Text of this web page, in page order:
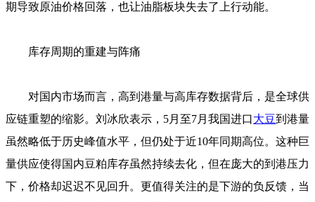
期导致原油价格回落，也让油脂板块失去了上行动能。
库存周期的重建与阵痛
对国内市场而言，高到港量与高库存数据背后，是全球供
应链重塑的缩影。刘冰欣表示，5月至7月我国进口大豆到港量
虽然略低于历史峰值水平，但仍处于近10年同期高位。这种巨
量供应使得国内豆粕库存虽然持续去化，但在庞大的到港压力
下，价格却迟迟不见回升。更值得关注的是下游的负反馈，当